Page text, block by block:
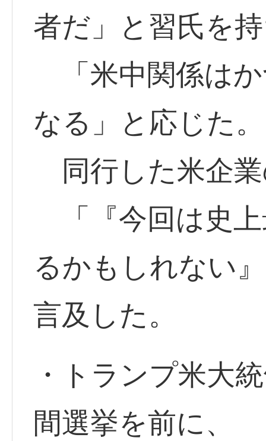
者だ」と習氏を
「米中関係は
なる」と応じた。
同行した米企
「『今回は史
るかもしれない
言及した。
・トランプ米大
間選挙を前に、